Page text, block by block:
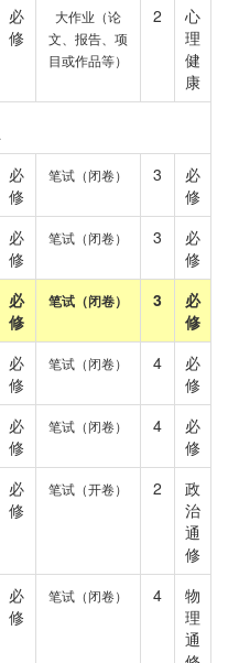
必
修
大作业（论
文、报告、项
目或作品等）
2
心
理
健
康
必
修
笔试（闭卷） 3
必
修
必
修
笔试（闭卷） 3
必
修
必
修
笔试（闭卷） 3
必
修
必
修
笔试（闭卷） 4
必
修
必
修
笔试（闭卷） 4
必
修
必
修
笔试（开卷） 2
政
治
通
修
必
修
笔试（闭卷） 4
物
理
通